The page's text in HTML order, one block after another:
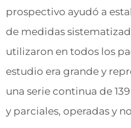
prospectivo ayudó a
de medidas
utilizaron en todos los
estudio era grande y
una serie continua de
y parciales, operadas y